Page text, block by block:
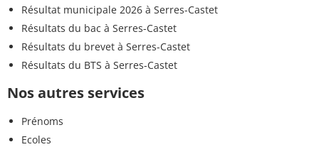
Résultat municipale 2026 à Serres-Castet
Résultats du bac à Serres-Castet
Résultats du brevet à Serres-Castet
Résultats du BTS à Serres-Castet
Nos autres services
Prénoms
Ecoles